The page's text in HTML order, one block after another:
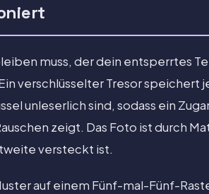
muss, der dein entsperrtes
verschlüsselter Tresor speichert
unleserlich sind, sodass ein
zeigt. Das Foto ist durch
versteckt ist.
auf einem Fünf-mal-Fünf-